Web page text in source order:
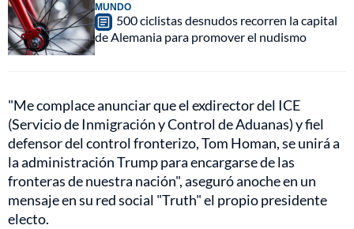
MUNDO
500 ciclistas desnudos recorren la capital
de Alemania para promover el nudismo
"Me complace anunciar que el exdirector del ICE
(Servicio de Inmigración y Control de Aduanas) y fiel
defensor del control fronterizo, Tom Homan, se unirá a
la administración Trump para encargarse de las
fronteras de nuestra nación", aseguró anoche en un
mensaje en su red social "Truth" el propio presidente
electo.